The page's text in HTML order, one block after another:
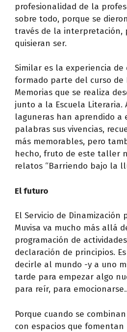
profesionalidad de la
sobre todo, porque se
través de la interpretación,
quisieran ser.
Similar es la experiencia de
formado parte del curso de
Memorias que se realiza
junto a la Escuela Literaria.
laguneras han aprendido a
palabras sus vivencias,
más memorables, pero
hecho, fruto de este taller
relatos “Barriendo bajo la
El futuro
El Servicio de Dinamización
Muvisa va mucho más allá
programación de
declaración de principios.
decirle al mundo -y a uno
tarde para empezar algo
para reír, para
Porque cuando se
con espacios que